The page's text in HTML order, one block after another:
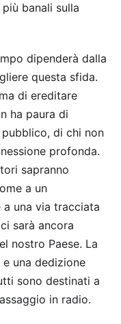
banali sulla
dipenderà dalla
questa sfida.
di ereditare
ha paura di
di chi non
profonda.
sapranno
a un
una via tracciata
sarà ancora
nostro Paese. La
una dedizione
sono destinati a
in radio.